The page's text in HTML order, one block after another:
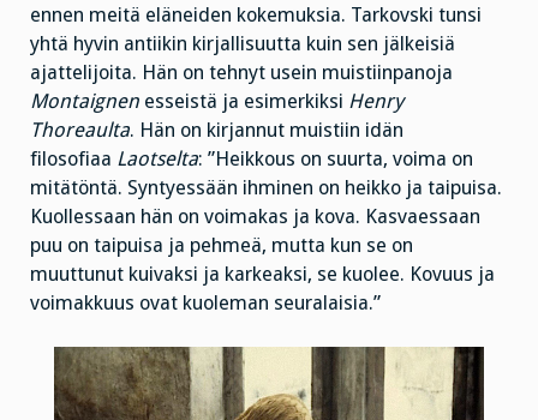
ennen meitä eläneiden kokemuksia. Tarkovski tunsi
yhtä hyvin antiikin kirjallisuutta kuin sen jälkeisiä
ajattelijoita. Hän on tehnyt usein muistiinpanoja
Montaignen esseistä ja esimerkiksi Henry
Thoreaulta. Hän on kirjannut muistiin idän
filosofiaa Laotselta: ”Heikkous on suurta, voima on
mitätöntä. Syntyessään ihminen on heikko ja taipuisa.
Kuollessaan hän on voimakas ja kova. Kasvaessaan
puu on taipuisa ja pehmeä, mutta kun se on
muuttunut kuivaksi ja karkeaksi, se kuolee. Kovuus ja
voimakkuus ovat kuoleman seuralaisia.”